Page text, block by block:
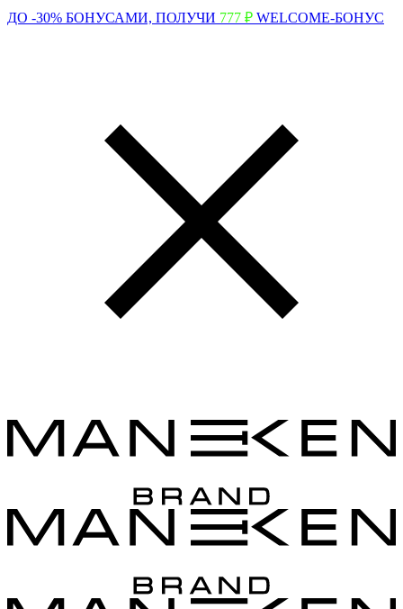
ДО -30% БОНУСАМИ, ПОЛУЧИ 777 ₽ WELCOME-БОНУС